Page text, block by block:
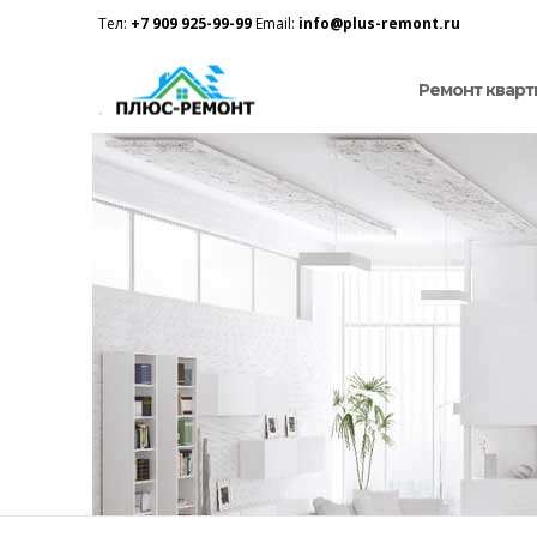
Тел: +7 909 925-99-99Email: info@plus-remont.ru
Ремонт